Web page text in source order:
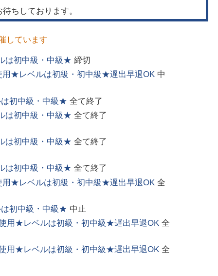
ちしております。
しています
は初中級・中級★ 締切
用★レベルは初級・初中級★遅出早退OK 中
初中級・中級★ 全て終了
は初中級・中級★ 全て終了
は初中級・中級★ 全て終了
は初中級・中級★ 全て終了
用★レベルは初級・初中級★遅出早退OK 全
初中級・中級★ 中止
用★レベルは初級・初中級★遅出早退OK 全
用★レベルは初級・初中級★遅出早退OK 全